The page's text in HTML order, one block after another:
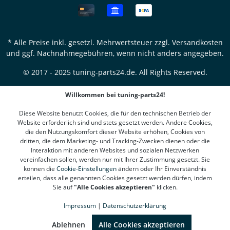
* Alle Preise inkl. gesetzl. Mehrwertsteuer zzgl. Versandkosten
und ggf. Nachnahmegebühren, wenn nicht anders angegeben.
© 2017 - 2025 tuning-parts24.de. All Rights Reserved.
Willkommen bei tuning-parts24!
Diese Website benutzt Cookies, die für den technischen Betrieb der
Website erforderlich sind und stets gesetzt werden. Andere Cookies,
die den Nutzungskomfort dieser Website erhöhen, Cookies von
dritten, die dem Marketing- und Tracking-Zwecken dienen oder die
Interaktion mit anderen Websites und sozialen Netzwerken
vereinfachen sollen, werden nur mit Ihrer Zustimmung gesetzt. Sie
können die Cookie-Einstellungenändern oder Ihr Einverständnis
erteilen, dass alle genannten Cookies gesetzt werden dürfen, indem
Sie auf"Alle Cookies akzeptieren" klicken.
Impressum | Datenschutzerklärung
Ablehnen Alle Cookies akzeptieren
(4.78 / 5)
1310
Bewertungen bei: google.de, shopvote.de ⓘ
Informationen zur Echtheit der Bewertungen